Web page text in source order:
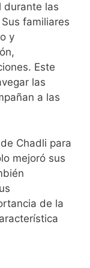
durante las
familiares
y
Este
las
a las
Chadli para
mejoró sus
de la